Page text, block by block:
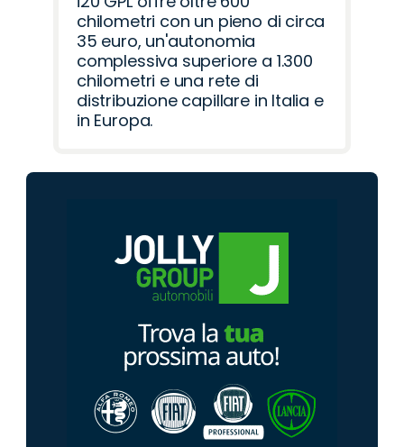
chilometri con un pieno di circa
35 euro, un'autonomia
complessiva superiore a 1.300
chilometri e una rete di
distribuzione capillare in Italia e
in Europa.